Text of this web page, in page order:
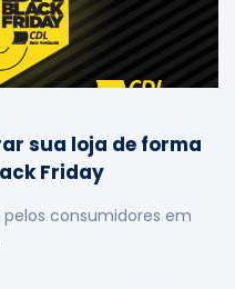
sua loja de forma
Friday
consumidores em